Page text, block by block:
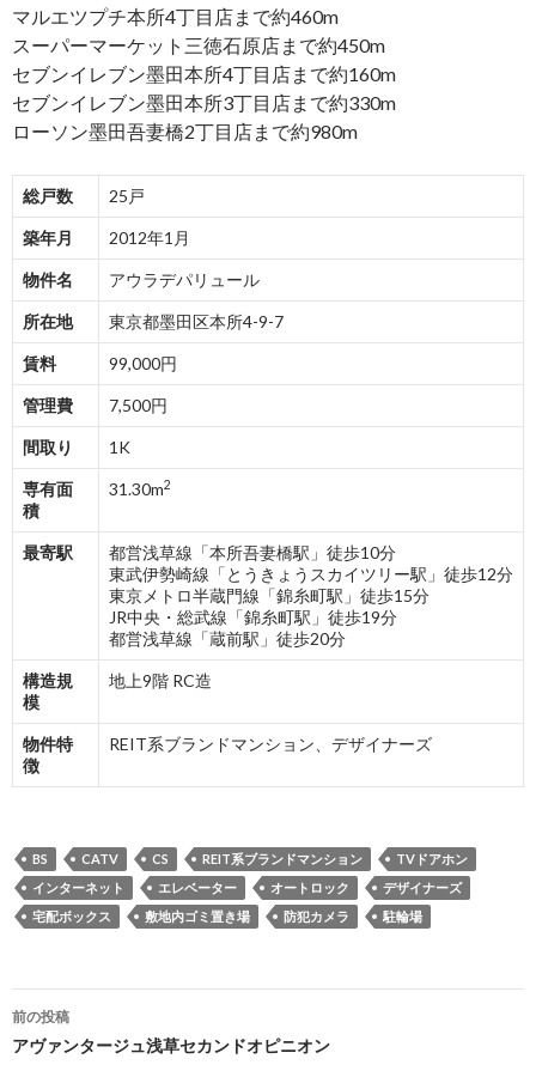
マルエツプチ本所4丁目店まで約460m
スーパーマーケット三徳石原店まで約450m
セブンイレブン墨田本所4丁目店まで約160m
セブンイレブン墨田本所3丁目店まで約330m
ローソン墨田吾妻橋2丁目店まで約980m
総戸数 25戸
築年月 2012年1月
物件名 アウラデパリュール
所在地 東京都墨田区本所4-9-7
賃料 99,000円
管理費 7,500円
間取り 1K
専有面
積
31.30m2
最寄駅
都営浅草線「本所吾妻橋駅」徒歩10分
東武伊勢崎線「とうきょうスカイツリー駅」徒歩12分
東京メトロ半蔵門線「錦糸町駅」徒歩15分
JR中央・総武線「錦糸町駅」徒歩19分
都営浅草線「蔵前駅」徒歩20分
構造規
模
地上9階 RC造
物件特
徴
REIT系ブランドマンション、デザイナーズ
BS CATV CS REIT系ブランドマンション
TVドアホン
インターネット
エレベーター オートロック
デザイナーズ
宅配ボックス
敷地内ゴミ置き場 防犯カメラ 駐輪場
投
稿
前の投稿
アヴァンタージュ浅草セカンドオピニオン